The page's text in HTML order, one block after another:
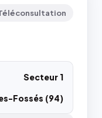
Secteur 1
Fossés (94)